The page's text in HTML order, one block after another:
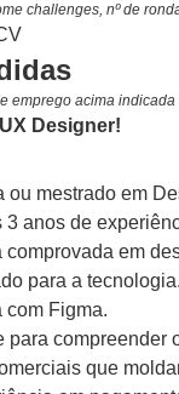
challenges, nº de
emprego acima indicada
UX Designer!
ou mestrado em
3 anos de
comprovada em
para a tecnologia.
com Figma.
para compreender
que